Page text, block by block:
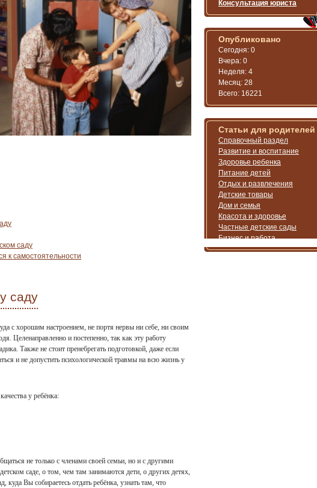
саду
к самостоятельности
саду
с хорошим настроением, не портя нервы ни себе, ни своим
Целенаправленно и постепенно, так как эту работу
Также не стоит пренебрегать подготовкой, даже если
и не допустить психологической травмы на всю жизнь у
у ребёнка:
не только с членами своей семьи, но и с другими
саде, о том, чем там занимаются дети, о других детях,
куда Вы собираетесь отдать ребёнка, узнать там, что
Консультация юриста
Опубликовано
Сегодня: 0
Вчера: 0
Неделя: 4
Месяц: 28
Всего: 16221
Статьи для родителей
Справочный раздел
Развитие и воспитание
Здоровье ребенка
Питание детей
Отдых и развлечения
Детские товары
Дом и семья
Красота и здоровье
Частные детские сады
Бизнес и работа